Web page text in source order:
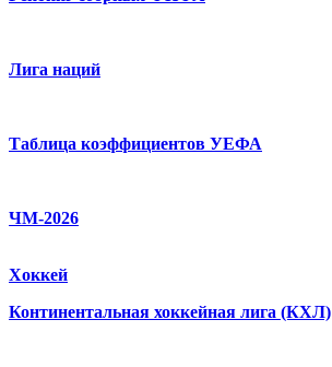
Лига наций
Таблица коэффициентов УЕФА
ЧМ-2026
Хоккей
Континентальная хоккейная лига (КХЛ)